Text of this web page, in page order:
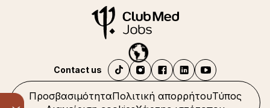
ΠροσβασιμότηταΠολιτική απορρήτουΤύπος
Contact us